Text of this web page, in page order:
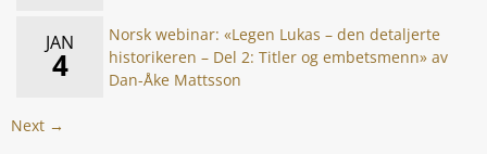
JAN
4
Norsk webinar: «Legen Lukas – den detaljerte
historikeren – Del 2: Titler og embetsmenn» av
Dan-Åke Mattsson
Next →